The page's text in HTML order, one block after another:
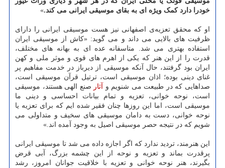
خودرا دارد کمک ویژه ای به بقای موسیقی ایرانی می کند.»
او که محقق تعزیه‌ی اصفهانی نیز هست موسیقی ایرانی را دارای
ظرفیت های بالایی می داند و می گوید: «کاش از موسیقی ایران
استفاده بهتری می شد. متاسفانه عده ای به بهانه های مختلف،
قدرت را از این هنر که یکی از اهرم های قوی و موثر ملی و کهن
ایران بود گرفتند، حال آنکه موسیقی از دیرباز در خدمت مفاهیم پر
غنای دینی بوده؛ اذان موسیقی است، ترتیل قرآن موسیقی است،
صداهایی که در طبیعت می شنویم و
آثار صنع الهی هستند، موسیقی
است، نوحه خوانی، تعزیه و تمام بیانات احساسی و دینی ما
موسیقی است، اما این روزها چنان فقیر شده ایم که برای تعزیه یا
نوحه خوانی، دست به دامان موسیقی های سخیف و متداولی می
شویم که در نتیجه حصر موسیقی اصیل به وجود آمده اند.»
این هنرمند، تردید ندارد که اگر اجازه داده می شد تا موسیقی ایرانی
پرقدرت بماند و تعزیه و نوحه از این چشمه بزرگ، آبی قرض
بگیرند، هنر نوحه خوانی و تعزیه با خلاقیت جوانان امروز، رشد